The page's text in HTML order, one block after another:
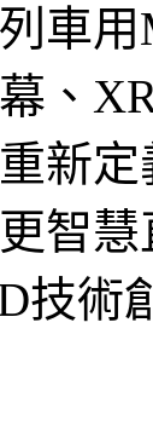
車
、
新
智
技術